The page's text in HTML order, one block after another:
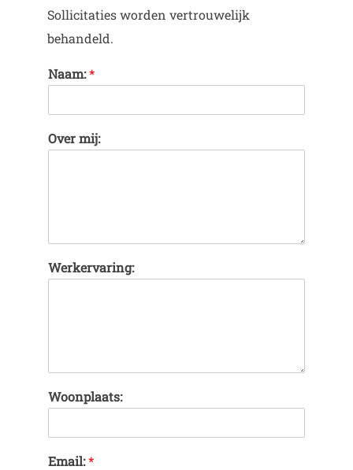
Sollicitaties worden vertrouwelijk
behandeld.
Naam:*
Over mij:
Werkervaring:
Woonplaats:
Email:*